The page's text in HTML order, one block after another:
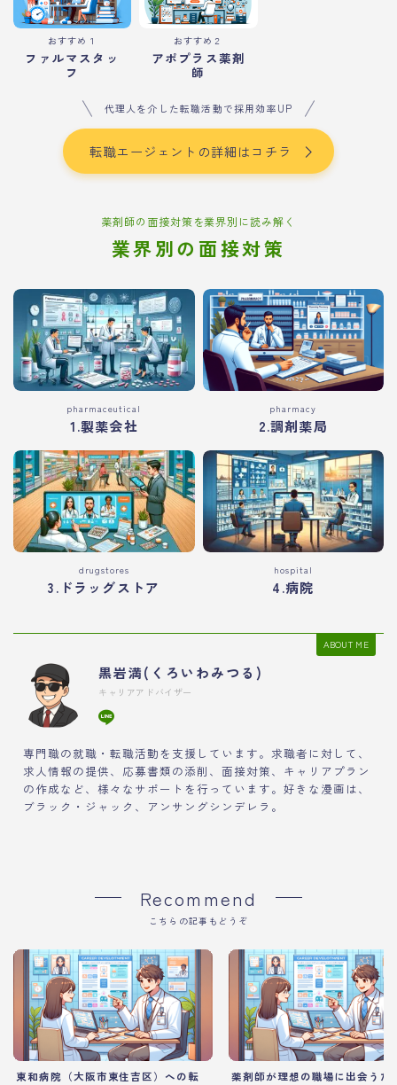
おすすめ１
ファルマスタッ
フ
おすすめ２
アポプラス薬剤
師
代理人を介した転職活動で採用効率UP
転職エージェントの詳細はコチラ
薬剤師の面接対策を業界別に読み解く
業界別の面接対策
pharmaceutical
1.製薬会社
pharmacy
2.調剤薬局
drugstores
3.ドラッグストア
hospital
4.病院
ABOUT ME
黒岩満(くろいわみつる)
キャリアアドバイザー
専門職の就職・転職活動を支援しています。求職者に対して、
求人情報の提供、応募書類の添削、面接対策、キャリアプラン
の作成など、様々なサポートを行っています。好きな漫画は、
ブラック・ジャック、アンサングシンデレラ。
Recommend
こちらの記事もどうぞ
東和病院（大阪市東住吉区）への転
薬剤師が理想の職場に出会うた